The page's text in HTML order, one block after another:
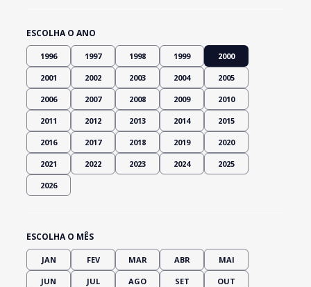
ESCOLHA O ANO
1996 1997 1998 1999 2000
2001 2002 2003 2004 2005
2006 2007 2008 2009 2010
2011 2012 2013 2014 2015
2016 2017 2018 2019 2020
2021 2022 2023 2024 2025
2026
ESCOLHA O MÊS
JAN FEV MAR ABR MAI
JUN JUL AGO SET OUT